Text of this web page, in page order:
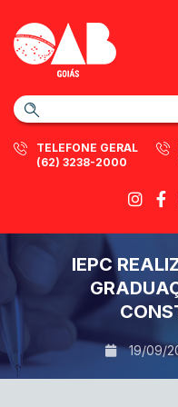
TELEFONE GERAL
(62) 3238-2000
IEPC
19/09/